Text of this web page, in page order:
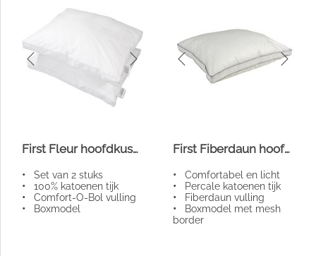
First Fleur hoofdkussenset
• Set van 2 stuks
• 100% katoenen tijk
• Comfort-O-Bol vulling
• Boxmodel
First Fiberdaun hoofdkussen
• Comfortabel en licht
• Percale katoenen tijk
• Fiberdaun vulling
• Boxmodel met mesh
border